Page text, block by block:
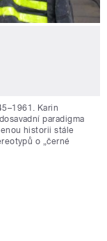
Karin
paradigma
historii stále
o „černé